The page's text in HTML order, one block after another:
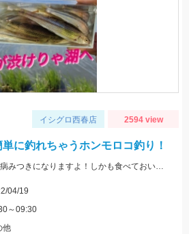
イシグロ西春店 2594 view
に釣れちゃうホンモロコ釣り！
ホンモロコの小さなあたりが病みつきになりますよ！しかも食べておいしいなんて最高です！
04/19
～09:30
他